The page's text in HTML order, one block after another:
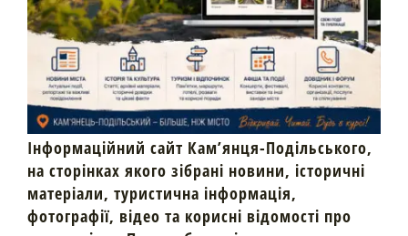
Інформаційний сайт Кам’янця-Подільського,
на сторінках якого зібрані новини, історичні
матеріали, туристична інформація,
фотографії, відео та корисні відомості про